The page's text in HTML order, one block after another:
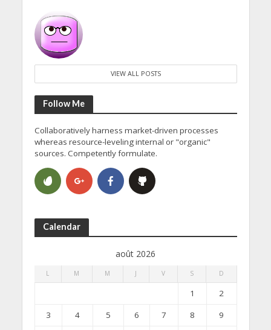
VIEW ALL POSTS
Follow Me
Collaboratively harness market-driven processes
whereas resource-leveling internal or "organic"
sources. Competently formulate.
Calendar
août 2026
L M M J V S D
1
2
3
4 5 6 7 8
9